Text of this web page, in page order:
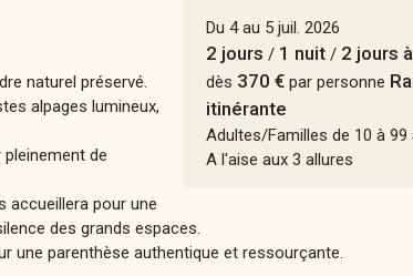
Du 4 au 5 juil. 2026
2 jours / 1 nuit/ 2 jours
dès 370 €par personne
itinérante
Adultes/Familles de 10 à 99
A l'aise aux 3 allures
naturel préservé.
alpages lumineux,
de
accueillera pour une
des grands espaces.
une parenthèse authentique et ressourçante.